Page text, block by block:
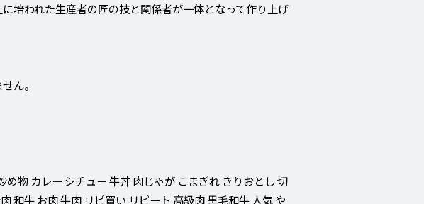
培われた生産者の匠の技と関係者が一体となって作り上げ
ん。
物 カレー シチュー 牛丼 肉じゃが こまぎれ きりおとし 切
和牛 お肉 牛肉 リピ買い リピート 高級肉 黒毛和牛 人気 や